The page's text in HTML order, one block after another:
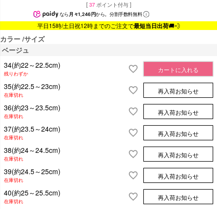
[ 37 ポイント付与 ]
なら 月々1,246円から。分割手数料無料
平日15時/土日祝12時までのご注文で最短当日出荷🚚💨
カラー サイズ
ベージュ
34(約22～22.5cm)
残りわずか
カートに入れる
35(約22.5～23cm)
在庫切れ
再入荷お知らせ
36(約23～23.5cm)
在庫切れ
再入荷お知らせ
37(約23.5～24cm)
在庫切れ
再入荷お知らせ
38(約24～24.5cm)
在庫切れ
再入荷お知らせ
39(約24.5～25cm)
在庫切れ
再入荷お知らせ
40(約25～25.5cm)
在庫切れ
再入荷お知らせ